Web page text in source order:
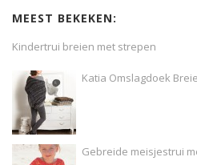
MEEST BEKEKEN:
Kindertrui breien met strepen
Katia Omslagdoek
Gebreide meisjestrui